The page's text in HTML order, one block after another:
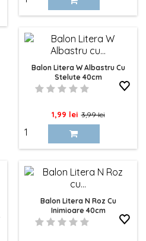
Balon Litera W Albastru Cu
Stelute 40cm
Pret
1,99 lei Pret
baza
3,99 lei
Balon Litera N Roz Cu
Inimioare 40cm